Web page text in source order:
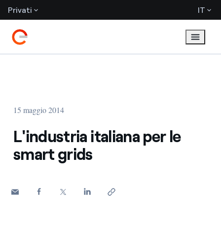
Privati IT
15 maggio 2014
L'industria italiana per le
smart grids